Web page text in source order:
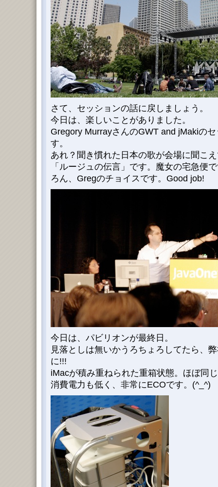
さて、セッションの話に戻しましょう。
今日は、楽しいことがありました。
Gregory MurrayさんのGWT and jMakiの
す。
あれ？聞き慣れた日本の歌が会場に聞こ
「ルージュの伝言」です。魔女の宅急便
ろん、Gregのチョイスです。Good job!
今日は、パビリオンが最終日。
見落としは無いかうろちょろしてたら、
に!!!
iMacが積み重ねられた重箱状態。ほぼ同
消費電力も低く、非常にECOです。(^_^)